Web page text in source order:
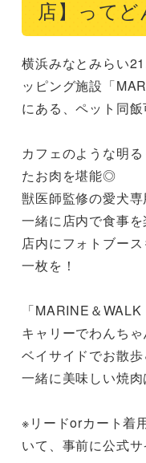
店】ってど
横浜みなとみらい
ッピング施設「
にある、ペット同飯
カフェのような明
たお肉を堪能◎
獣医師監修の愛犬
一緒に店内で食事
店内にフォトブー
一枚を！
「MARINE＆
キャリーでわんち
ベイサイドでお散
一緒に美味しい焼
※リードorカート着
いて、事前に公式